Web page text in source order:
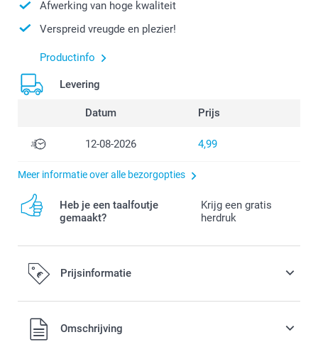
Afwerking van hoge kwaliteit
Verspreid vreugde en plezier!
Productinfo
Levering
Datum Prijs
12-08-2026 4,99
Meer informatie over alle bezorgopties
Heb je een taalfoutje
gemaakt?
Krijg een gratis
herdruk
Prijsinformatie
Alle prijzen zijn in EURO (€) inclusief BTW en exclusief
verzendkosten.Omschrijving